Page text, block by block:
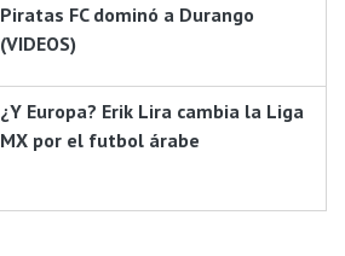
Piratas FC dominó a Durango
(VIDEOS)
¿Y Europa? Erik Lira cambia la Liga
MX por el futbol árabe